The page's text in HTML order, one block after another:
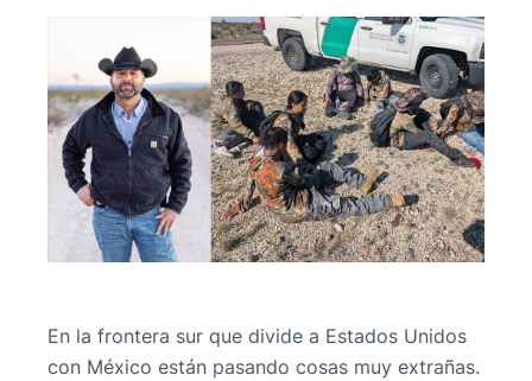
En la frontera sur que divide a Estados Unidos
con México están pasando cosas muy extrañas.